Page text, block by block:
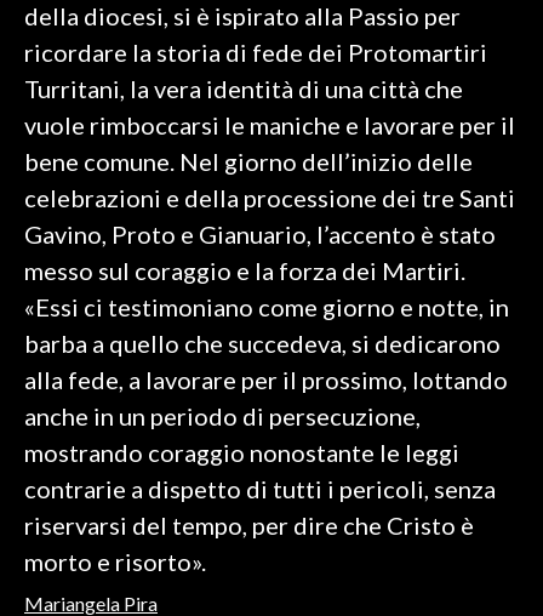
SALUTE
SARDEGNA TURISMO
SARDI NEL MONDO
#CARAUNIONE
3 MINUTI CON
INSULARITÀ
INFO AZIENDE
ABBONATI
ANNUNCI
NECROLOGI
PUBBLICITÀ
della diocesi, si è ispirato alla Passio per
ricordare la storia di fede dei Protomartiri
Turritani, la vera identità di una città che
vuole rimboccarsi le maniche e lavorare per il
bene comune. Nel giorno dell’inizio delle
celebrazioni e della processione dei tre Santi
Gavino, Proto e Gianuario, l’accento è stato
messo sul coraggio e la forza dei Martiri.
«Essi ci testimoniano come giorno e notte, in
barba a quello che succedeva, si dedicarono
alla fede, a lavorare per il prossimo, lottando
anche in un periodo di persecuzione,
mostrando coraggio nonostante le leggi
contrarie a dispetto di tutti i pericoli, senza
riservarsi del tempo, per dire che Cristo è
morto e risorto».
Mariangela Pira